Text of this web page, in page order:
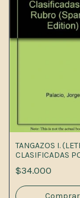
TANGAZOS I.
CLASIFICADAS
RUBRO)
$34.000